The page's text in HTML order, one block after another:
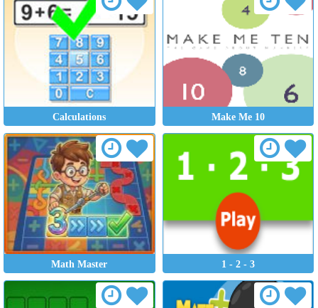
Calculations Make Me 10
Math Master 1 - 2 - 3